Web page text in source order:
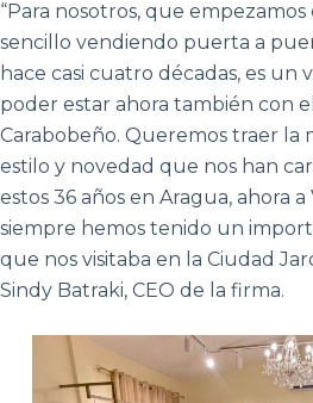
“Para nosotros, que empezamos
sencillo vendiendo puerta a
hace casi cuatro décadas, es un
poder estar ahora también con
Carabobeño. Queremos traer la
estilo y novedad que nos han
estos 36 años en Aragua, ahora
siempre hemos tenido un
que nos visitaba en la Ciudad
Sindy Batraki, CEO de la firma.